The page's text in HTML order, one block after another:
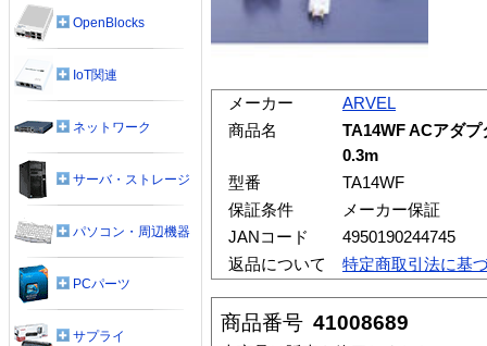
メーカー
ARVEL
商品名
TA14WF ACアダ
0.3m
型番
TA14WF
保証条件
メーカー保証
JANコード
4950190244745
返品について
特定商取引法に基
商品番号 41008689
OpenBlocks
IoT関連
ネットワーク
サーバ・ストレージ
パソコン・周辺機器
PCパーツ
サプライ